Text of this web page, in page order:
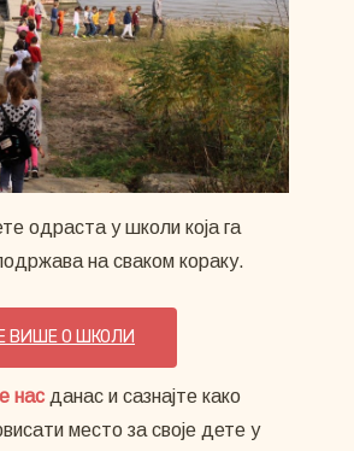
одраста у школи која га
на сваком кораку.
ВИШЕ О ШКОЛИ
нас данас и сазнајте како
место за своје дете у